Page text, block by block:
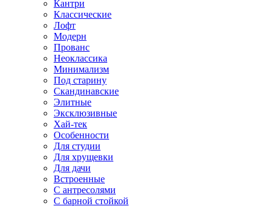
Кантри
Классические
Лофт
Модерн
Прованс
Неоклассика
Минимализм
Под старину
Скандинавские
Элитные
Эксклюзивные
Хай-тек
Особенности
Для студии
Для хрущевки
Для дачи
Встроенные
С антресолями
С барной стойкой